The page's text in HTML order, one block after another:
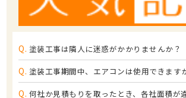
Q. 塗装工事は隣人に迷惑がかかりませんか？
Q. 塗装工事期間中、エアコンは使用できます
Q. 何社か見積もりを取ったとき、各社面積が